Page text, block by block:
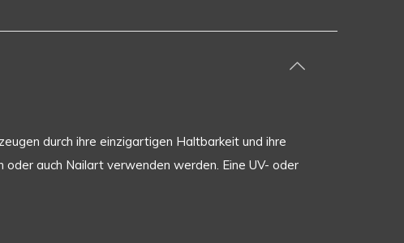
durch ihre einzigartigen Haltbarkeit und ihre
oder auch Nailart verwenden werden. Eine UV- oder